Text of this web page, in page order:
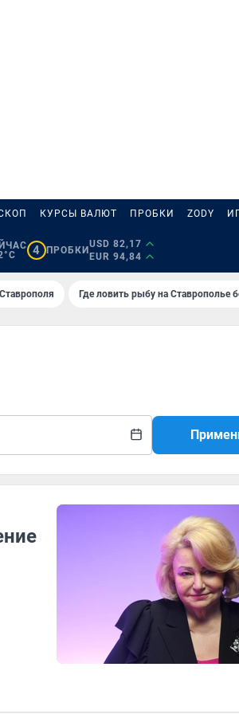
КУРСЫ ВАЛЮТ ПРОБКИ ZODY
4 ПРОБКИ
USD 82,17
EUR 94,84
Где ловить рыбу на Ставрополье